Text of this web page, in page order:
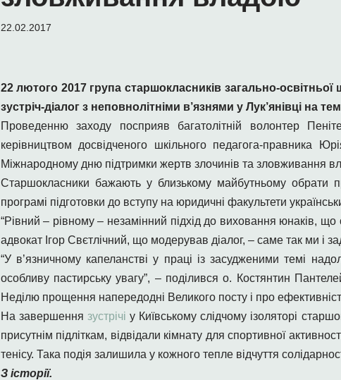
22.02.2017
22 лютого 2017 група старшокласників загально-
зустріч-діалог з неповнолітніми в’язнями у Лук’янівці на
Проведенню заходу посприяв багатолітній волонтер
керівництвом досвідченого шкільного педагога-правника
Міжнародному дню підтримки жертв злочинів та зловживання
Старшокласники бажають у близькому майбутньому обрати
програмі підготовки до вступу на юридичні факультети
“Рівний – рівному – незамінний підхід до виховання юнаків,
адвокат Ігор Свєтлічний, що модерував діалог, – саме так ми і
“У в’язничному капеланстві у праці із засудженими темі
особливу пастирську увагу”, – поділився о. Костянтин
Неділю прощення напередодні Великого посту і про
На завершення зустрічі у Київському слідчому ізоляторі
присутнім підліткам, відвідали кімнату для спортивної
тенісу. Така подія залишила у кожного тепле відчуття
З історії.